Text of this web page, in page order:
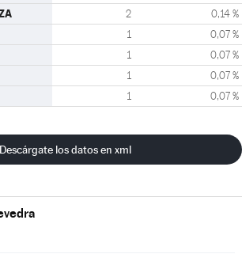
2 0,14 %
1 0,07 %
1 0,07 %
1 0,07 %
1 0,07 %
Descárgate los datos en xml